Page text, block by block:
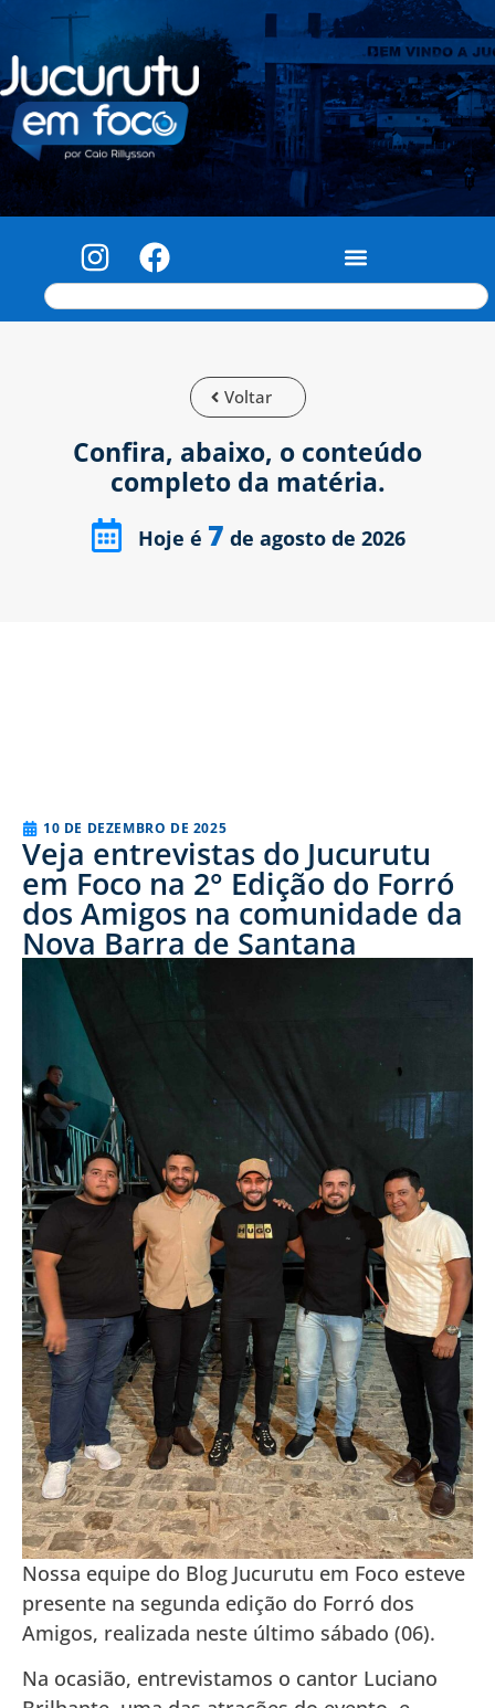
Voltar
Confira, abaixo, o conteúdo
completo da matéria.
Hoje é 7 de agosto de 2026
10 DE DEZEMBRO DE 2025
Veja entrevistas do Jucurutu
em Foco na 2° Edição do Forró
dos Amigos na comunidade da
Nova Barra de Santana
Nossa equipe do Blog Jucurutu em Foco esteve
presente na segunda edição do Forró dos
Amigos, realizada neste último sábado (06).
Na ocasião, entrevistamos o cantor Luciano